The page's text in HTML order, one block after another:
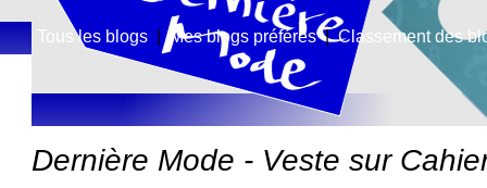
Tous les blogs | Mes blogs préférés|Classement des
Dernière Mode - Veste sur